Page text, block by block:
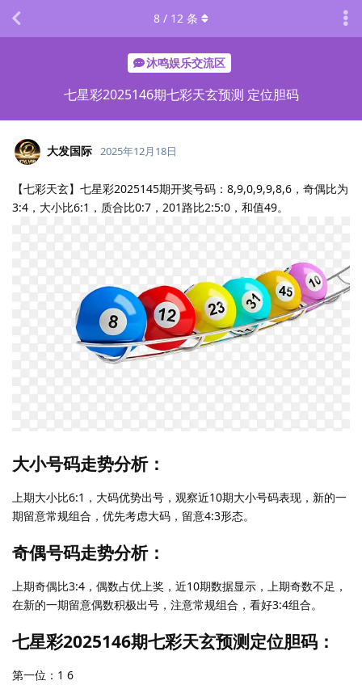
沐鸣娱乐交流区
七星彩2025146期七彩天玄预测 定位胆码
8 / 12 条
大发国际 2025年12月18日
【七彩天玄】七星彩2025145期开奖号码：8,9,0,9,9,8,6，奇偶比为
3:4，大小比6:1，质合比0:7，201路比2:5:0，和值49。
大小号码走势分析：
上期大小比6:1，大码优势出号，观察近10期大小号码表现，新的一
期留意常规组合，优先考虑大码，留意4:3形态。
奇偶号码走势分析：
上期奇偶比3:4，偶数占优上奖，近10期数据显示，上期奇数不足，
在新的一期留意偶数积极出号，注意常规组合，看好3:4组合。
七星彩2025146期七彩天玄预测定位胆码：
第一位：1 6